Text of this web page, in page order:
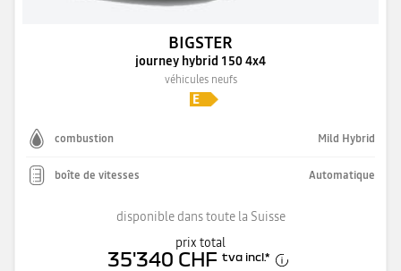
BIGSTER
journey hybrid 150 4x4
véhicules neufs
combustion Mild Hybrid
boîte de vitesses Automatique
disponible dans toute la Suisse
prix total
35'340 CHF tva incl.*